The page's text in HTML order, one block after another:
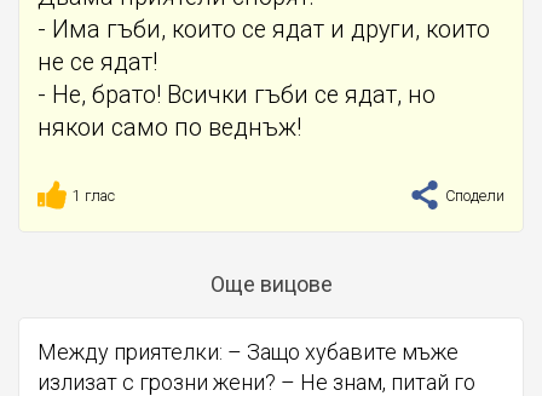
- Има гъби, които се ядат и други, които
не се ядат!
- Не, брато! Всички гъби се ядат, но
някои само по веднъж!
1 глас Сподели
Още вицове
Между приятелки: – Защо хубавите мъже
излизат с грозни жени? – Не знам, питай го